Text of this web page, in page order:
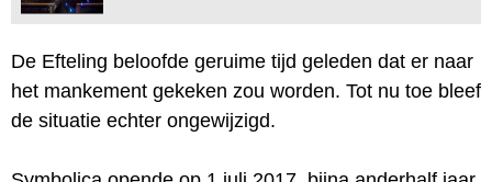
De Efteling beloofde geruime tijd geleden dat er naar
het mankement gekeken zou worden. Tot nu toe bleef
de situatie echter ongewijzigd.